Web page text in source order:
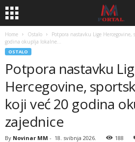
Home Ostalo
Potpora nastavku Lige
godina okuplja lokalne...
OSTALO
Potpora nastavku
Hercegovine,
koji već 20 godina
zajednice
By Novinar MM - 18. svibnja 2026. 188